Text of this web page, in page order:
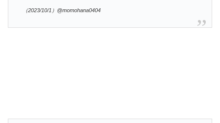
（2023/10/1）@momohana0404